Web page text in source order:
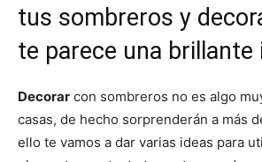
tus sombreros y
te parece una brillante
Decorar con sombreros no es algo
casas, de hecho sorprenderán a más
ello te vamos a dar varias ideas para